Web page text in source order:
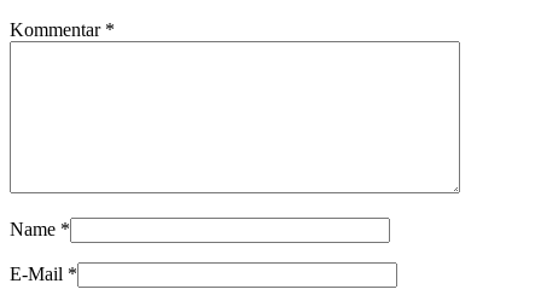
Kommentar *
Name *
E-Mail *